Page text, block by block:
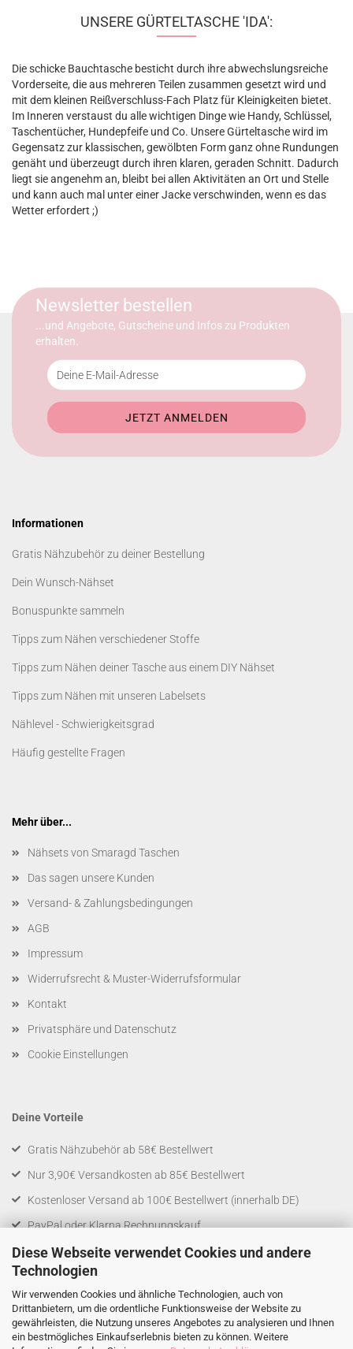
Diese Webseite verwendet Cookies und andere
Technologien
Wir verwenden Cookies und ähnliche Technologien, auch von
Drittanbietern, um die ordentliche Funktionsweise der Website zu
gewährleisten, die Nutzung unseres Angebotes zu analysieren und Ihnen
ein bestmögliches Einkaufserlebnis bieten zu können. Weitere
UNSERE GÜRTELTASCHE 'IDA':
Die schicke Bauchtasche besticht durch ihre abwechslungsreiche
Vorderseite, die aus mehreren Teilen zusammen gesetzt wird und
mit dem kleinen Reißverschluss-Fach Platz für Kleinigkeiten bietet.
Im Inneren verstaust du alle wichtigen Dinge wie Handy, Schlüssel,
Taschentücher, Hundepfeife und Co. Unsere Gürteltasche wird im
Gegensatz zur klassischen, gewölbten Form ganz ohne Rundungen
genäht und überzeugt durch ihren klaren, geraden Schnitt. Dadurch
liegt sie angenehm an, bleibt bei allen Aktivitäten an Ort und Stelle
und kann auch mal unter einer Jacke verschwinden, wenn es das
Wetter erfordert ;)
Newsletter bestellen
...und Angebote, Gutscheine und Infos zu Produkten
erhalten.
Informationen
Gratis Nähzubehör zu deiner Bestellung
Dein Wunsch-Nähset
Bonuspunkte sammeln
Tipps zum Nähen verschiedener Stoffe
Tipps zum Nähen deiner Tasche aus einem DIY Nähset
Tipps zum Nähen mit unseren Labelsets
Nählevel - Schwierigkeitsgrad
Häufig gestellte Fragen
Mehr über...
Nähsets von Smaragd Taschen
Das sagen unsere Kunden
Versand- & Zahlungsbedingungen
AGB
Impressum
Widerrufsrecht & Muster-Widerrufsformular
Kontakt
Privatsphäre und Datenschutz
Cookie Einstellungen
Deine Vorteile
Gratis Nähzubehör ab 58€ Bestellwert
Nur 3,90€ Versandkosten ab 85€ Bestellwert
Kostenloser Versand ab 100€ Bestellwert (innerhalb DE)
PayPal oder Klarna Rechnungskauf
Social Media
Facebook
Instagram